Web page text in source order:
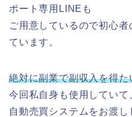
ポート専用LINEも
ご用意しているので初心
ています。
絶対に副業で副収入を得た
今回私自身も使用してい
自動売買システムをお渡し